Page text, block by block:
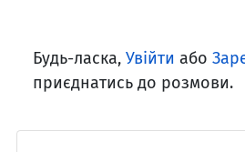
Будь-ласка, Увійти або
приєднатись до розмови.